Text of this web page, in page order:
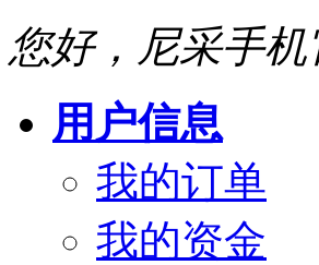
您好，尼采手机
用户信息
我的订单
我的资金